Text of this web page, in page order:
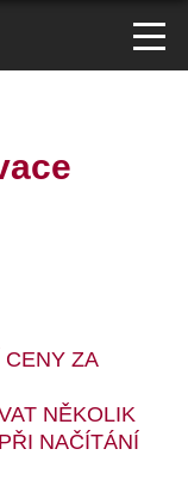
CENY ZA
NĚKOLIK
NAČÍTÁNÍ